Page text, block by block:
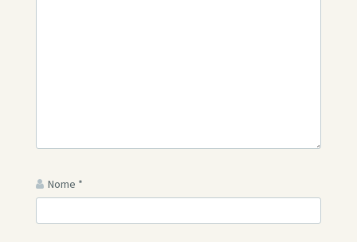
Nome *